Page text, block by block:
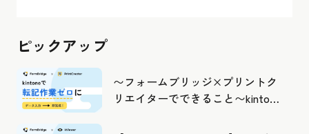
ピックアップ
〜フォームブリッジ×プリントク
リエイターでできること〜kintone